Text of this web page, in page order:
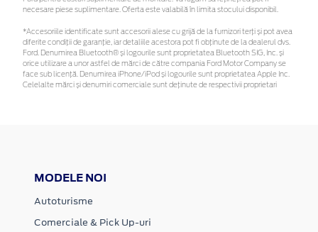
necesare piese suplimentare. Oferta este valabilă în limita stocului disponibil.
*Accesoriile identificate sunt accesorii alese cu grijă de la furnizori terți și pot avea
diferite condiții de garanție, iar detaliile acestora pot fi obținute de la dealerul dvs.
Ford. Denumirea Bluetooth® și logourile sunt proprietatea Bluetooth SIG, Inc. și
orice utilizare a unor astfel de mărci de către compania Ford Motor Company se
face sub licență. Denumirea iPhone/iPod și logourile sunt proprietatea Apple Inc.
Celelalte mărci și denumiri comerciale sunt deținute de respectivii proprietari
MODELE NOI
Autoturisme
Comerciale & Pick Up-uri